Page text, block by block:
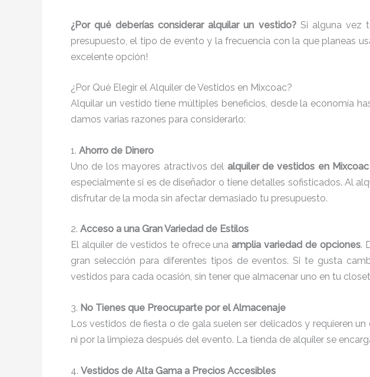
¿Por qué deberías considerar alquilar un vestido?Si alguna vez
presupuesto, el tipo de evento y la frecuencia con la que planeas
excelente opción!
¿Por Qué Elegir el Alquiler de Vestidos en Mixcoac?
Alquilar un vestido tiene múltiples beneficios, desde la economía
damos varias razones para considerarlo:
1. Ahorro de Dinero
Uno de los mayores atractivos del alquiler de vestidos en Mixcoac
especialmente si es de diseñador o tiene detalles sofisticados. Al
disfrutar de la moda sin afectar demasiado tu presupuesto.
2. Acceso a una Gran Variedad de Estilos
El alquiler de vestidos te ofrece unaamplia variedad de opciones.
gran selección para diferentes tipos de eventos. Si te gusta
vestidos para cada ocasión, sin tener que almacenar uno en tu
3. No Tienes que Preocuparte por el Almacenaje
Los vestidos de fiesta o de gala suelen ser delicados y requieren
ni por la limpieza después del evento. La tienda de alquiler se
4. Vestidos de Alta Gama a Precios Accesibles